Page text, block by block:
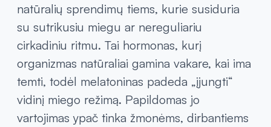
natūralių sprendimų tiems, kurie susiduria
su sutrikusiu miegu ar nereguliariu
cirkadiniu ritmu. Tai hormonas, kurį
organizmas natūraliai gamina vakare, kai ima
temti, todėl melatoninas padeda „įjungti“
vidinį miego režimą. Papildomas jo
vartojimas ypač tinka žmonėms, dirbantiems